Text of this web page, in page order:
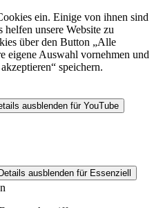
ein. Einige von ihnen sind
unsere Website zu
über den Button „Alle
eigene Auswahl vornehmen und
speichern.
ausblenden für YouTube
Details ausblenden für Essenziell